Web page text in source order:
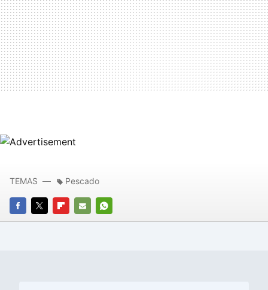
FACEBOOK
TWITTERFLIPBOARD
E-
WHATSAPP
TEMAS Pescado